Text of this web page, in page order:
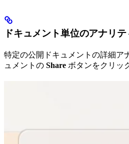
ドキュメント単位のアナリテ
特定の公開ドキュメントの詳細ア
ュメントの Share ボタンをクリッ